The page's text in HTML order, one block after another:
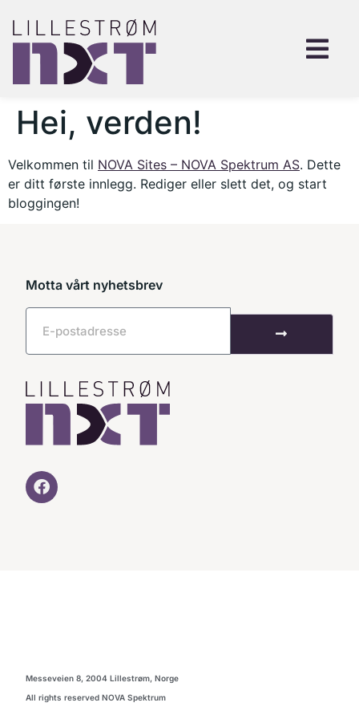
Hei, verden!
Velkommen til NOVA Sites – NOVA Spektrum AS. Dette
er ditt første innlegg. Rediger eller slett det, og start
bloggingen!
Motta vårt nyhetsbrev
Messeveien 8, 2004 Lillestrøm, Norge
All rights reserved NOVA Spektrum